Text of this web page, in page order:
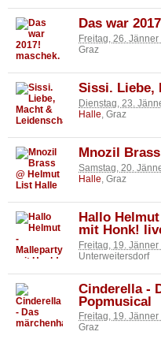
Das war
Freitag, 26.
Graz
Sissi. Liebe,
Dienstag, 23.
Halle , Graz
Mnozil
Samstag, 20.
Halle , Graz
Hallo
mit Honk!
Freitag, 19.
Unterweitersdorf
Cinderella -
Popmusical
Freitag, 19.
Graz